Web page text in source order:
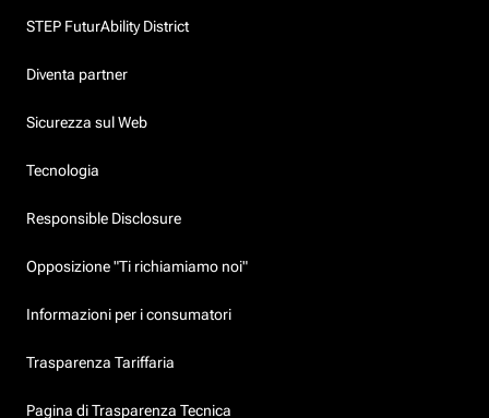
STEP FuturAbility District
Diventa partner
Sicurezza sul Web
Tecnologia
Responsible Disclosure
Opposizione "Ti richiamiamo noi"
Informazioni per i consumatori
Trasparenza Tariffaria
Pagina di Trasparenza Tecnica